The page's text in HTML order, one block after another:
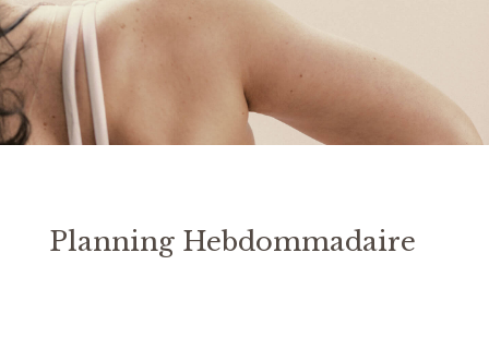
Planning Hebdommadaire